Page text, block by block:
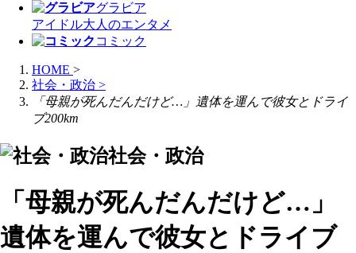
グラビア
アイドル大人のエンタメ
コミック
HOME >
社会・政治 >
「母親が死んだんだけど…」遺体を運んで彼女とドライ
ブ200km
社会・政治
「母親が死んだんだけど…」
遺体を運んで彼女とドライブ